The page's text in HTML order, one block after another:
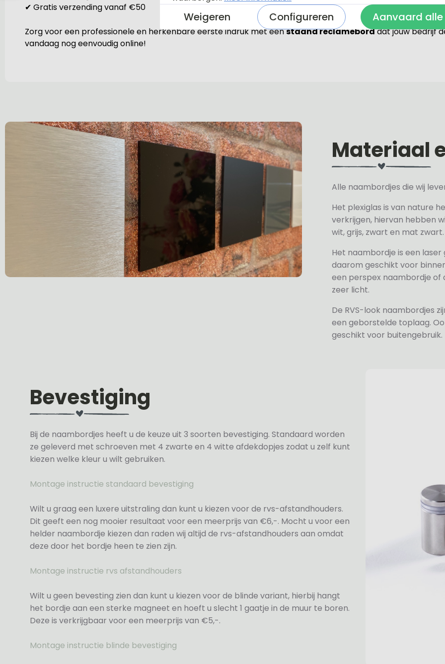
✔ Gratis verzending vanaf €50
Zorg voor een professionele en herkenbare eerste indruk met eenstaand reclameborddat jouw bedrijf
vandaag nog eenvoudig online!
Materiaal
Alle naambordjes die wij
Het plexiglas is van nature
verkrijgen, hiervan hebben
wit, grijs, zwart en mat zwart.
Het naambordje is een
daarom geschikt voor
een perspex naambordje
zeer licht.
De RVS-look naambordjes
een geborstelde toplaag.
geschikt voor buitengebruik.
Bevestiging
Bij de naambordjes heeft u de keuze uit 3 soorten bevestiging. Standaard worden
ze geleverd met schroeven met 4 zwarte en 4 witte afdekdopjes zodat u zelf kunt
kiezen welke kleur u wilt gebruiken.
Montage instructie standaard bevestiging
Wilt u graag een luxere uitstraling dan kunt u kiezen voor de rvs-afstandhouders.
Dit geeft een nog mooier resultaat voor een meerprijs van €6,-. Mocht u voor een
helder naambordje kiezen dan raden wij altijd de rvs-afstandhouders aan omdat
deze door het bordje heen te zien zijn.
Montage instructie rvs afstandhouders
Wilt u geen bevesting zien dan kunt u kiezen voor de blinde variant, hierbij hangt
het bordje aan een sterke magneet en hoeft u slecht 1 gaatje in de muur te boren.
Deze is verkrijgbaar voor een meerprijs van €5,-.
Montage instructie blinde bevestiging
Weigeren Configureren Aanvaard